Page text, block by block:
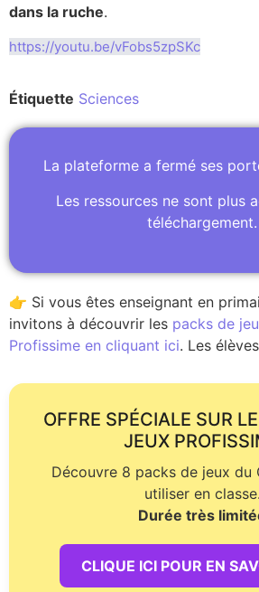
dans la ruche.
https://youtu.be/vFobs5zpSKc
Étiquette Sciences
La plateforme a fermé ses
Les ressources ne sont plus
téléchargement.
👉 Si vous êtes enseignant en
invitons à découvrir les packs de
Profissime en cliquant ici. Les
OFFRE SPÉCIALE SUR
JEUX
Découvre 8 packs de jeux du
utiliser en classe.
Durée très
CLIQUE ICI POUR EN